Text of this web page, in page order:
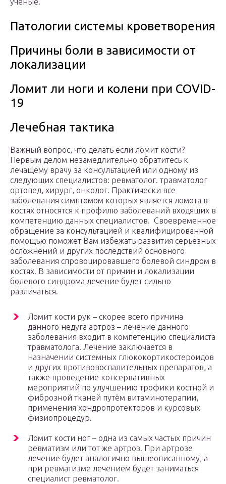
Патологии системы кроветворения
Причины боли в зависимости от
локализации
Ломит ли ноги и колени при COVID-
19
Лечебная тактика
Важный вопрос, что делать если ломит кости?
Первым делом незамедлительно обратитесь к
лечащему врачу за консультацией или одному из
следующих специалистов: ревматолог. травматолог
ортопед, хирург, онколог. Практически все
заболевания симптомом которых является ломота в
костях относятся к профилю заболеваний входящих в
компетенцию данных специалистов. Своевременное
обращение за консультацией и квалифицированной
помощью поможет Вам избежать развития серьёзных
осложнений и других последствий основного
заболевания спровоцировавшего болевой синдром в
костях. В зависимости от причин и локализации
болевого синдрома лечение будет сильно
различаться.
Ломит кости рук – скорее всего причина
данного недуга артроз – лечение данного
заболевания входит в компетенцию специалиста
травматолога. Лечение заключается в
назначении системных глюкокортикостероидов
и других противовоспалительных препаратов, а
также проведение консервативных
мероприятий по улучшению трофики костной и
фиброзной тканей путём витаминотерапии,
применения хондропротекторов и курсовых
физиопроцедур.
Ломит кости ног – одна из самых частых причин
ревматизм или тот же артроз. При артрозе
лечение будет аналогично вышеописанному, а
при ревматизме лечением будет заниматься
специалист ревматолог.